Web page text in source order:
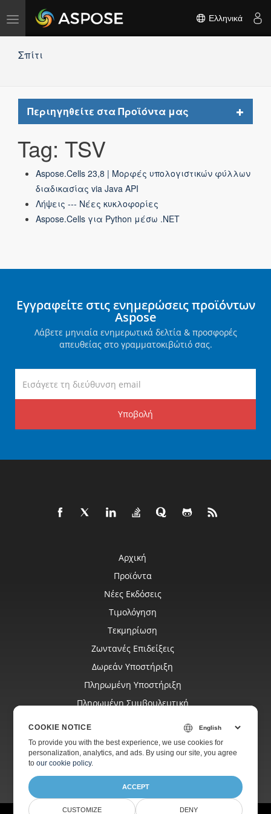
Εναλλαγή
πλοήγησης
Ελληνικά
Σπίτι
Περιηγηθείτε στα Προϊόντα μας
Toggle
Tag: TSV
Aspose.Cells 23,8 | Μορφές υπολογιστικών φύλλων
διαδικασίας via Java API
Λήψεις --- Νέες κυκλοφορίες
Aspose.Cells για Python μέσω .NET
Εγγραφείτε στις ενημερώσεις προϊόντων
Aspose
Λάβετε μηνιαία ενημερωτικά δελτία & προσφορές
απευθείας στο γραμματοκιβώτιό σας.
Υποβολή
Αρχική
Προϊόντα
Νέες Εκδόσεις
Τιμολόγηση
Τεκμηρίωση
Ζωντανές Επιδείξεις
Δωρεάν Υποστήριξη
Πληρωμένη Υποστήριξη
Πληρωμένη Συμβουλευτική
Ιστοσελίδες
Σχετικά
COOKIE NOTICE
To provide you with the best experience, we use cookies for
personalization, analytics, and ads. By using our site, you agree
toour cookie policy.
ACCEPT
CUSTOMIZE DENY